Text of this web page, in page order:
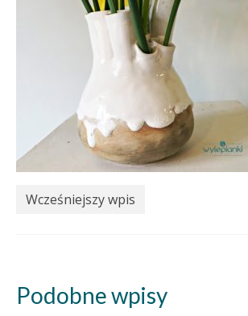
Wcześniejszy wpis
Podobne wpisy